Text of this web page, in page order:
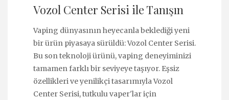
Vozol Center Serisi ile Tanışın
Vaping dünyasının heyecanla beklediği yeni
bir ürün piyasaya sürüldü: Vozol Center Serisi.
Bu son teknoloji ürünü, vaping deneyiminizi
tamamen farklı bir seviyeye taşıyor. Eşsiz
özellikleri ve yenilikçi tasarımıyla Vozol
Center Serisi, tutkulu vaper'lar için